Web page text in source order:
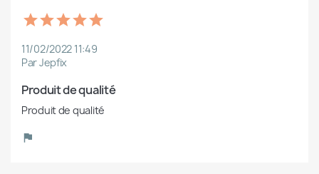
11/02/2022 11:49
Par Jepfix
Produit de qualité
Produit de qualité